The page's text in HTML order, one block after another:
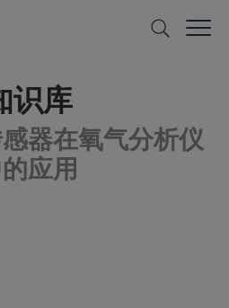
识库
器在氧气分析仪
应用